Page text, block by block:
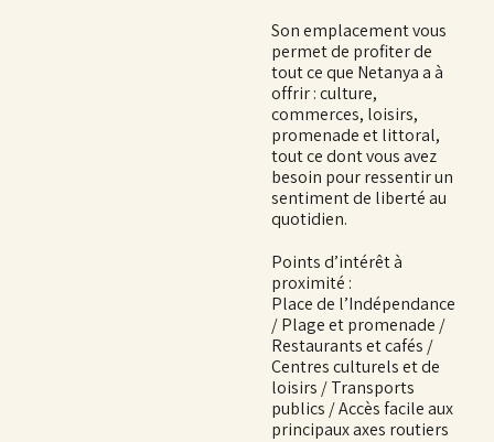
Son emplacement vous
permet de profiter de
tout ce que Netanya a à
offrir : culture,
commerces, loisirs,
promenade et littoral,
tout ce dont vous avez
besoin pour ressentir un
sentiment de liberté au
quotidien.
Points d’intérêt à
proximité :
Place de l’Indépendance
/ Plage et promenade /
Restaurants et cafés /
Centres culturels et de
loisirs / Transports
publics / Accès facile aux
principaux axes routiers